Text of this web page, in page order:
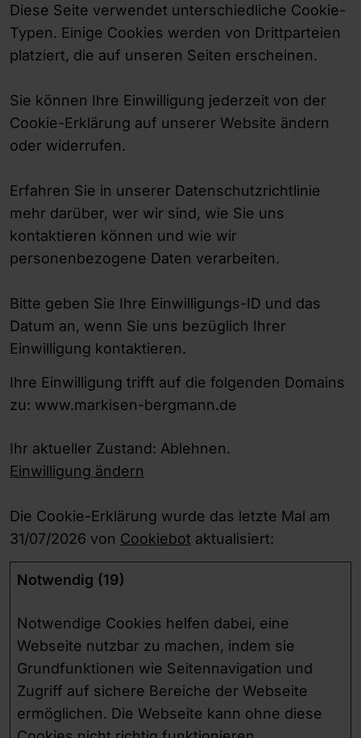
Diese Seite verwendet unterschiedliche Cookie-
Typen. Einige Cookies werden von Drittparteien
platziert, die auf unseren Seiten erscheinen.
Sie können Ihre Einwilligung jederzeit von der
Cookie-Erklärung auf unserer Website ändern
oder widerrufen.
Erfahren Sie in unserer Datenschutzrichtlinie
mehr darüber, wer wir sind, wie Sie uns
kontaktieren können und wie wir
personenbezogene Daten verarbeiten.
Bitte geben Sie Ihre Einwilligungs-ID und das
Datum an, wenn Sie uns bezüglich Ihrer
Einwilligung kontaktieren.
Ihre Einwilligung trifft auf die folgenden Domains
zu: www.markisen-bergmann.de
Ihr aktueller Zustand: Ablehnen.
Einwilligung ändern
Die Cookie-Erklärung wurde das letzte Mal am
31/07/2026 von Cookiebot aktualisiert:
Notwendig (19)
Notwendige Cookies helfen dabei, eine
Webseite nutzbar zu machen, indem sie
Grundfunktionen wie Seitennavigation und
Zugriff auf sichere Bereiche der Webseite
ermöglichen. Die Webseite kann ohne diese